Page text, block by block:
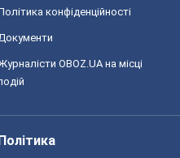
конфіденційності
OBOZ.UA на місці
Політика